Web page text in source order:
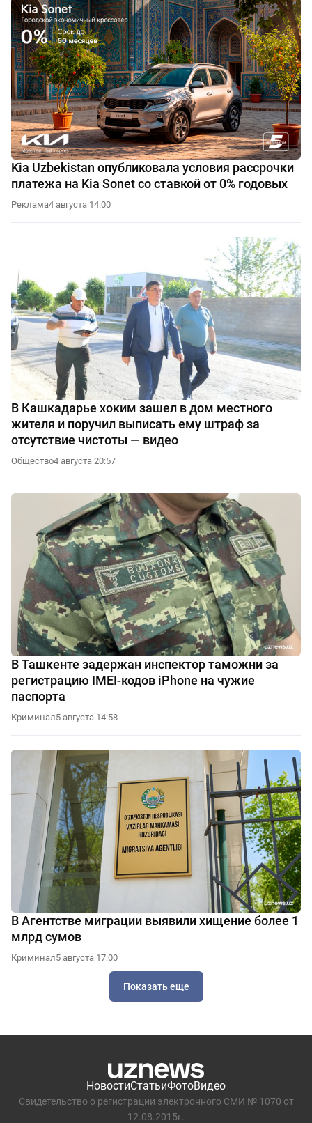
Kia Uzbekistan опубликовала условия рассрочки
платежа на Kia Sonet со ставкой от 0% годовых
Реклама4 августа 14:00
В Кашкадарье хоким зашел в дом местного
жителя и поручил выписать ему штраф за
отсутствие чистоты — видео
Общество4 августа 20:57
В Ташкенте задержан инспектор таможни за
регистрацию IMEI-кодов iPhone на чужие
паспорта
Криминал5 августа 14:58
В Агентстве миграции выявили хищение более 1
млрд сумов
Криминал5 августа 17:00
Показать еще
НовостиСтатьиФотоВидео
Свидетельство о регистрации электронного СМИ № 1070 от
12.08.2015г.